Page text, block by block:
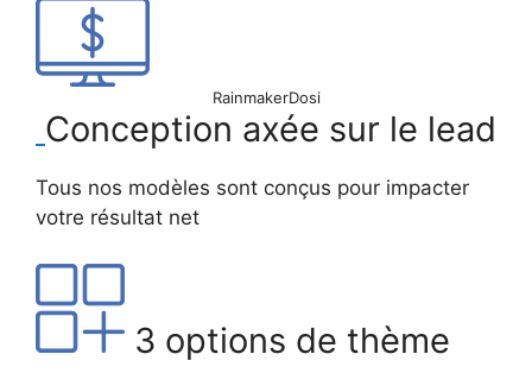
RainmakerDosi
Conception axée sur le lead
Tous nos modèles sont conçus pour impacter
votre résultat net
3 options de thème